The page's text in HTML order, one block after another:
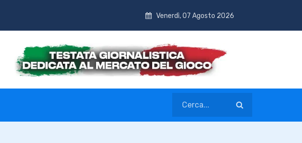
Venerdì, 07 Agosto 2026